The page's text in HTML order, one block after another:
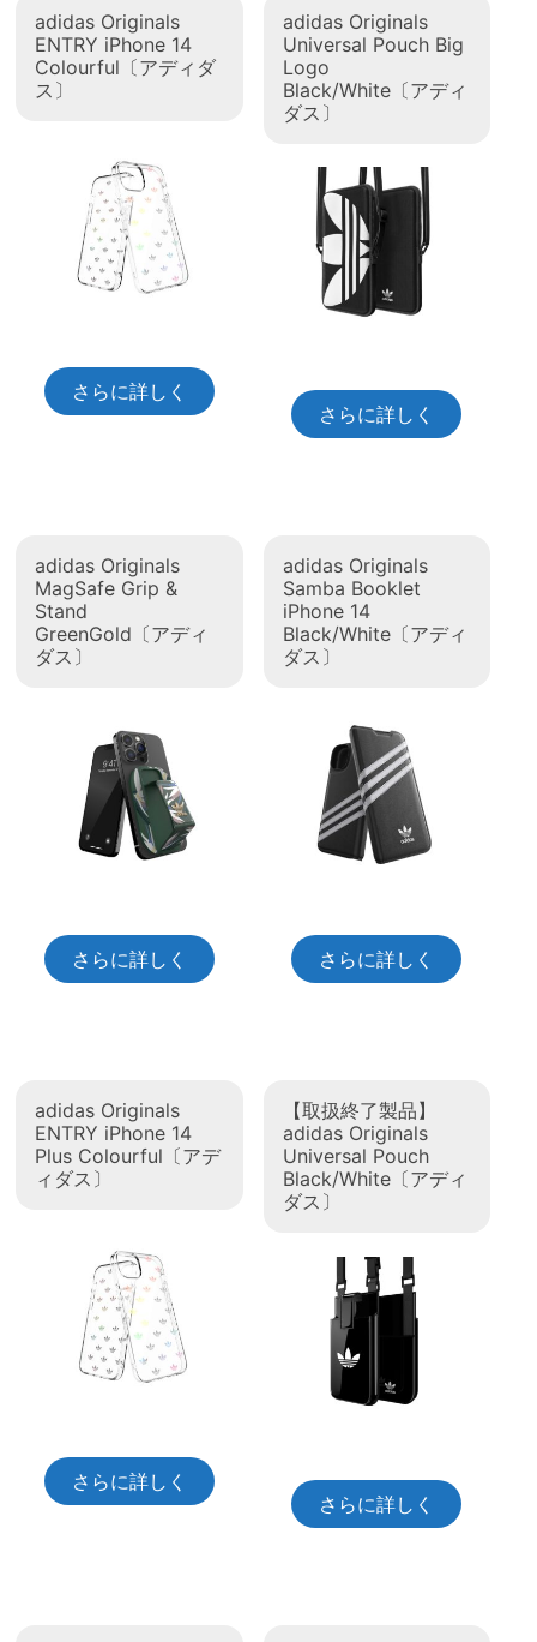
adidas Originals
ENTRY iPhone 14
Colourful〔アディダ
ス〕
さらに詳しく
adidas Originals
Universal Pouch Big
Logo
Black/White〔アディ
ダス〕
さらに詳しく
adidas Originals
MagSafe Grip &
Stand
GreenGold〔アディ
ダス〕
さらに詳しく
adidas Originals
Samba Booklet
iPhone 14
Black/White〔アディ
ダス〕
さらに詳しく
adidas Originals
ENTRY iPhone 14
Plus Colourful〔アデ
ィダス〕
さらに詳しく
【取扱終了製品】
adidas Originals
Universal Pouch
Black/White〔アディ
ダス〕
さらに詳しく